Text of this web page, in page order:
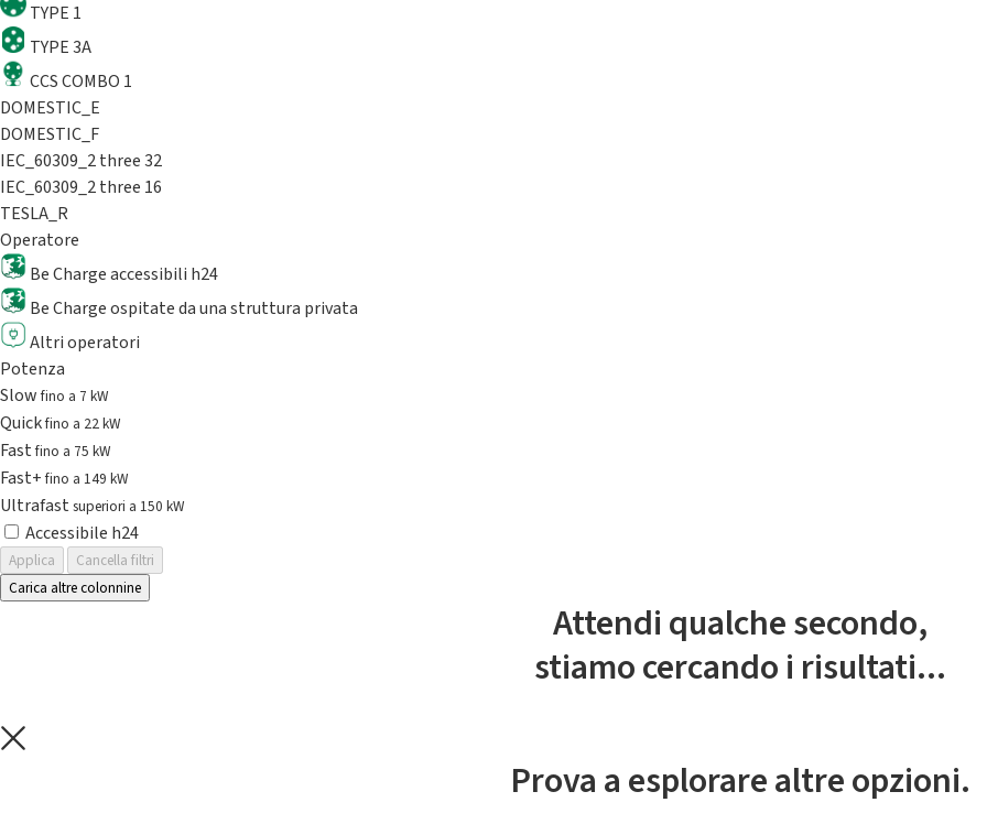
TYPE 1
TYPE 3A
CCS COMBO 1
DOMESTIC_E
DOMESTIC_F
IEC_60309_2 three 32
IEC_60309_2 three 16
TESLA_R
Operatore
Be Charge accessibili h24
Be Charge ospitate da una struttura privata
Altri operatori
Potenza
Slowfino a 7 kW
Quickfino a 22 kW
Fastfino a 75 kW
Fast+fino a 149 kW
Ultrafast superiori a 150 kW
Accessibile h24
Applica
Cancella filtri
Carica altre colonnine
Attendi qualche secondo,
stiamo cercando i risultati...
Prova a esplorare altre opzioni.